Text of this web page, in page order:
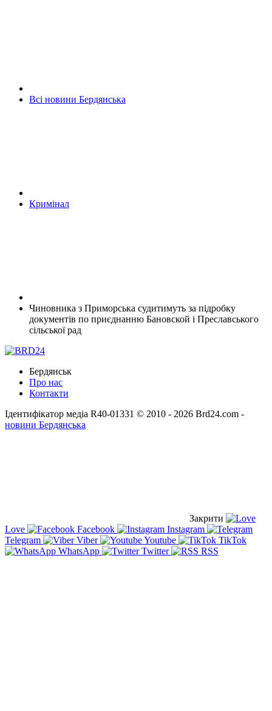
Всі новини Бердянська
Кримінал
Чиновника з Приморська судитимуть за підробку
документів по приєднанню Бановской і Преславського
сільської рад
Бердянськ
Про нас
Контакти
Ідентифікатор медіа R40-01331 © 2010 - 2026 Brd24.com -
новини Бердянська
Закрити
Love
Facebook
Instagram
Telegram
Viber Youtube
TikTok
WhatsApp
Twitter RSS